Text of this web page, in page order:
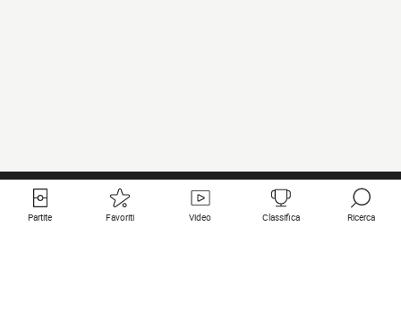
Partite Favoriti Video Classifica Ricerca